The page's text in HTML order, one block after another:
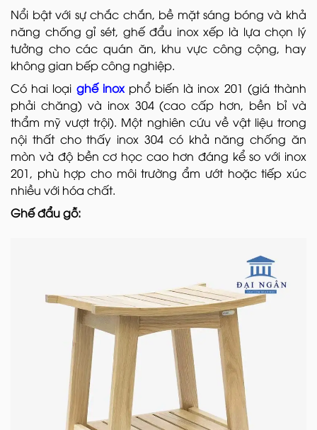
Nổi bật với sự chắc chắn, bề mặt sáng bóng và khả
năng chống gỉ sét, ghế đẩu inox xếp là lựa chọn lý
tưởng cho các quán ăn, khu vực công cộng, hay
không gian bếp công nghiệp.
Có hai loại ghế inoxphổ biến là inox 201 (giá thành
phải chăng) và inox 304 (cao cấp hơn, bền bỉ và
thẩm mỹ vượt trội). Một nghiên cứu về vật liệu trong
nội thất cho thấy inox 304 có khả năng chống ăn
mòn và độ bền cơ học cao hơn đáng kể so với inox
201, phù hợp cho môi trường ẩm ướt hoặc tiếp xúc
nhiều với hóa chất.
Ghế đẩu gỗ: